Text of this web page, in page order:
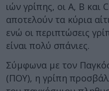
ιών γρίπης, οι A, B και
αποτελούν τα κύρια
ενώ οι περιπτώσεις
είναι πολύ σπάνιες.
Σύμφωνα με τον
(ΠΟΥ), η γρίπη